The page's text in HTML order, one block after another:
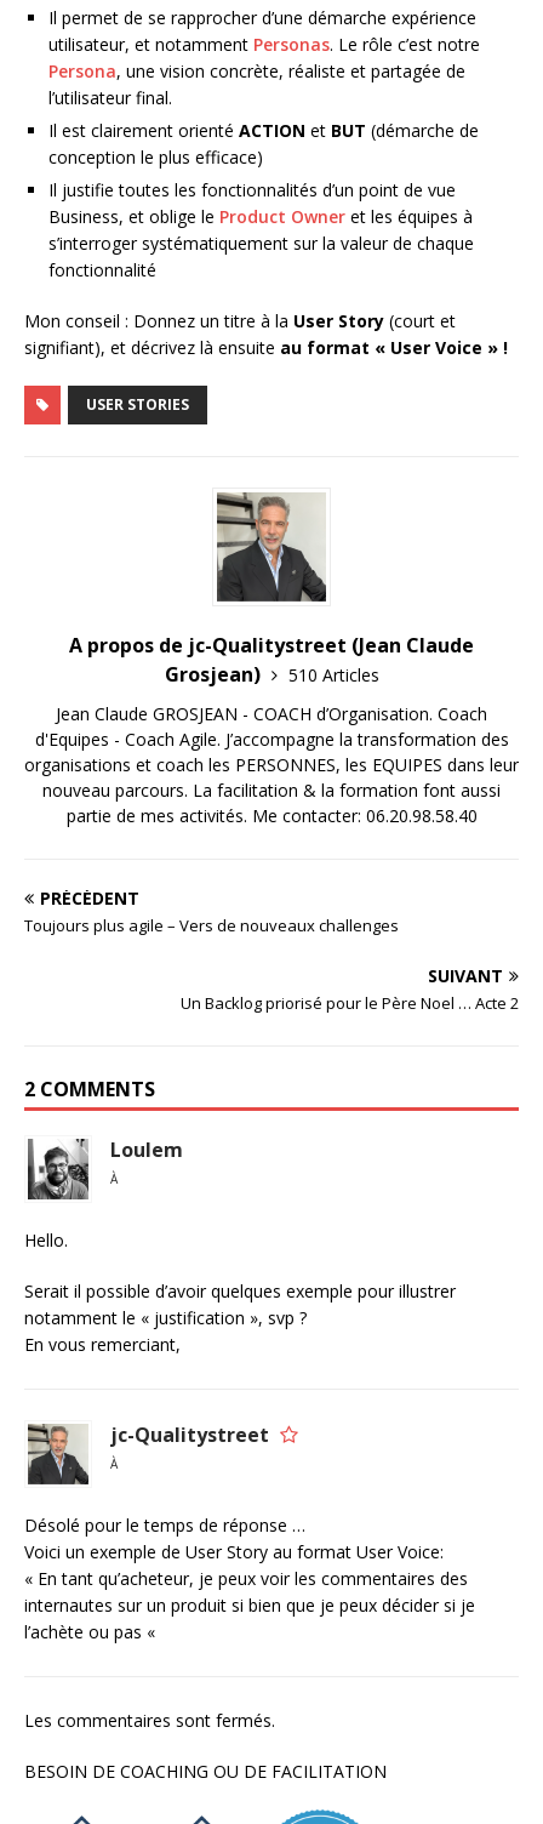
Il permet de se rapprocher d’une démarche expérience
utilisateur, et notamment Personas. Le rôle c’est notre
Persona, une vision concrète, réaliste et partagée de
l’utilisateur final.
Il est clairement orienté ACTION et BUT (démarche de
conception le plus efficace)
Il justifie toutes les fonctionnalités d’un point de vue
Business, et oblige le Product Owner et les équipes à
s’interroger systématiquement sur la valeur de chaque
fonctionnalité
Mon conseil : Donnez un titre à la User Story (court et
signifiant), et décrivez là ensuite au format « User Voice » !
USER STORIES
A propos de jc-Qualitystreet (Jean Claude
Grosjean)
510 Articles
Jean Claude GROSJEAN - COACH d’Organisation. Coach
d'Equipes - Coach Agile. J’accompagne la transformation des
organisations et coach les PERSONNES, les EQUIPES dans leur
nouveau parcours. La facilitation & la formation font aussi
partie de mes activités. Me contacter: 06.20.98.58.40
PRÉCÉDENT
Toujours plus agile – Vers de nouveaux challenges
SUIVANT
Un Backlog priorisé pour le Père Noel … Acte 2
2 COMMENTS
Loulem
À
Hello.
Serait il possible d’avoir quelques exemple pour illustrer
notamment le « justification », svp ?
En vous remerciant,
jc-Qualitystreet
À
Désolé pour le temps de réponse …
Voici un exemple de User Story au format User Voice:
« En tant qu’acheteur, je peux voir les commentaires des
internautes sur un produit si bien que je peux décider si je
l’achète ou pas «
Les commentaires sont fermés.
BESOIN DE COACHING OU DE FACILITATION